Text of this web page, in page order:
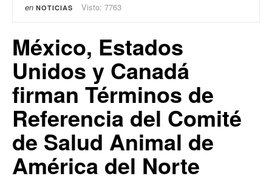
en NOTICIAS Visto: 7763
México, Estados
Unidos y Canadá
firman Términos de
Referencia del Comité
de Salud Animal de
América del Norte